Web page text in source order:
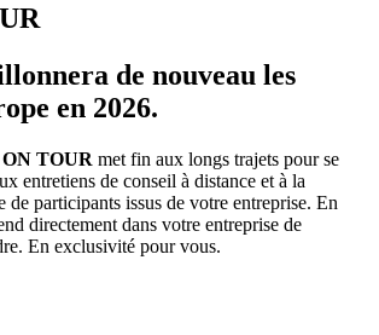
de nouveau les
en 2026.
ON TOUR met fin aux longs trajets pour se
entretiens de conseil à distance et à la
participants issus de votre entreprise. En
directement dans votre entreprise de
En exclusivité pour vous.